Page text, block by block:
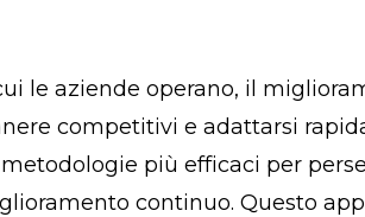
le aziende operano, il
competitivi e adattarsi
più efficaci per
continuo. Questo